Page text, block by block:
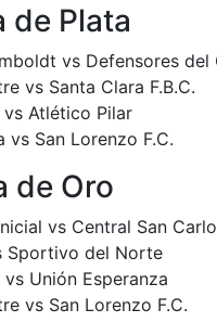
de Plata
vs Defensores del
vs Santa Clara F.B.C.
vs Atlético Pilar
vs San Lorenzo F.C.
de Oro
vs Central San
Sportivo del Norte
Unión Esperanza
vs San Lorenzo F.C.